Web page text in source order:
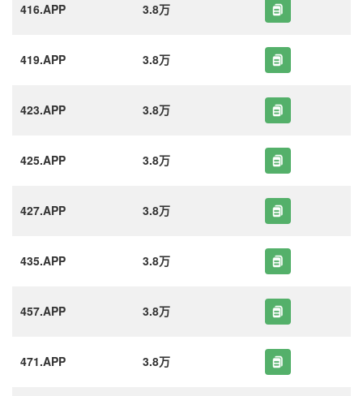
416.APP 3.8万
419.APP 3.8万
423.APP 3.8万
425.APP 3.8万
427.APP 3.8万
435.APP 3.8万
457.APP 3.8万
471.APP 3.8万